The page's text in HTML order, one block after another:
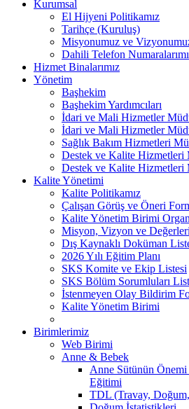
Kurumsal
El Hijyeni Politikamız
Tarihçe (Kuruluş)
Misyonumuz ve
Dahili Telefon
Hizmet Binalarımız
Yönetim
Başhekim
Başhekim Yardımcıları
İdari ve Mali Hizmetler
İdari ve Mali Hizmetler
Sağlık Bakım Hizmetleri
Destek ve Kalite Hizmetleri
Destek ve Kalite Hizmetleri
Kalite Yönetimi
Kalite Politikamız
Çalışan Görüş ve Öneri
Kalite Yönetim Birimi
Misyon, Vizyon ve
Dış Kaynaklı Doküman
2026 Yılı Eğitim Planı
SKS Komite ve Ekip Listesi
SKS Bölüm Sorumluları
İstenmeyen Olay Bildirim
Kalite Yönetim Birimi
Birimlerimiz
Web Birimi
Anne & Bebek
Anne Sütünün Önemi
Eğitimi
TDL (Travay,